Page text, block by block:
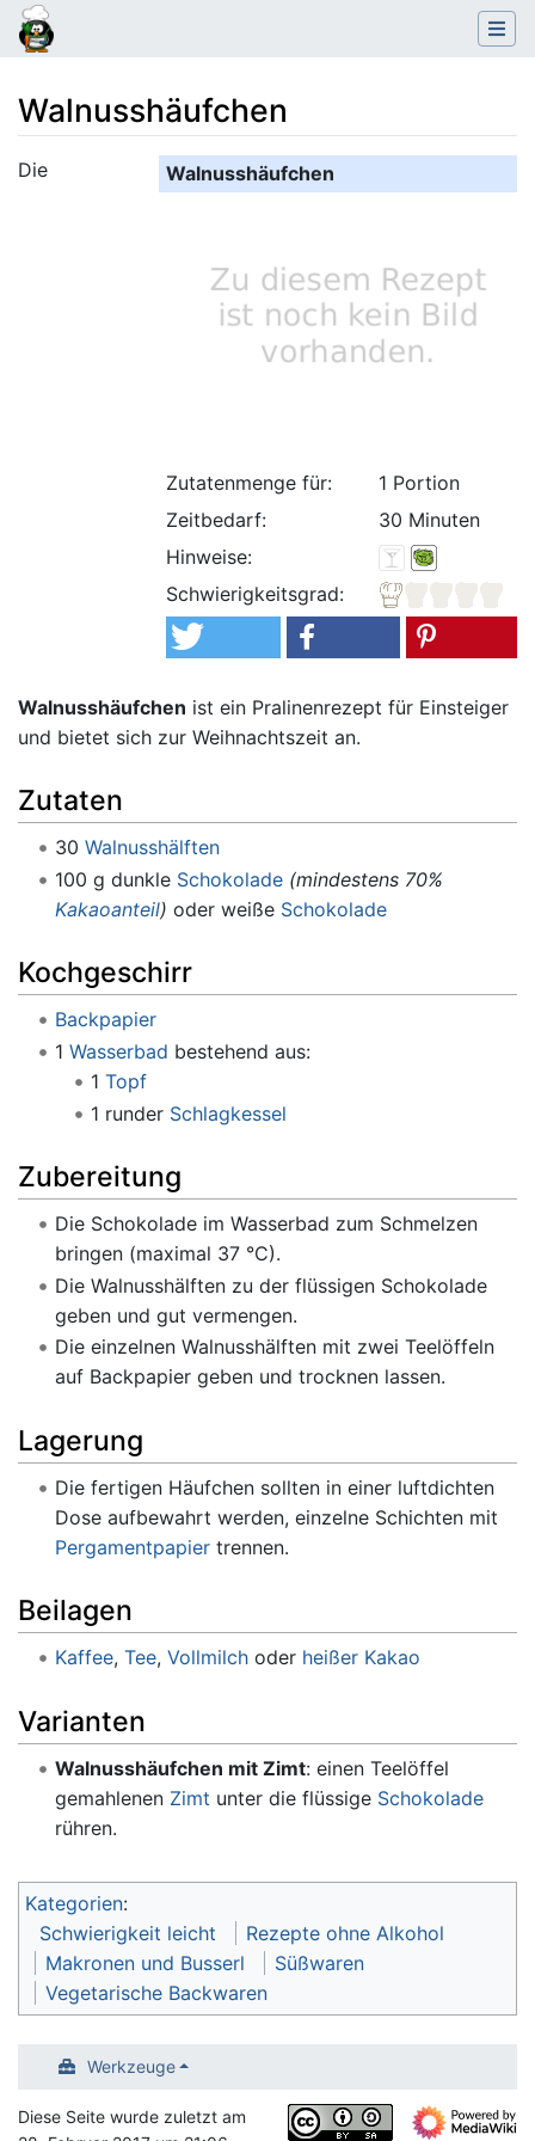
Walnusshäufchen
Wechseln zu: Navigation,Suche
Walnusshäufchen
Zutatenmenge für:
1 Portion
Zeitbedarf:
30 Minuten
Hinweise:
Schwierigkeitsgrad:
Die
Walnusshäufchen ist ein Pralinenrezept für Einsteiger
und bietet sich zur Weihnachtszeit an.
Zutaten
30 Walnusshälften
100 g dunkle Schokolade (mindestens 70%
Kakaoanteil) oder weiße Schokolade
Kochgeschirr
Backpapier
1 Wasserbad bestehend aus:
1Topf
1 runder Schlagkessel
Zubereitung
Die Schokolade im Wasserbad zum Schmelzen
bringen (maximal 37 °C).
Die Walnusshälften zu der flüssigen Schokolade
geben und gut vermengen.
Die einzelnen Walnusshälften mit zwei Teelöffeln
auf Backpapier geben und trocknen lassen.
Lagerung
Die fertigen Häufchen sollten in einer luftdichten
Dose aufbewahrt werden, einzelne Schichten mit
Pergamentpapiertrennen.
Beilagen
Kaffee, Tee, Vollmilchoder heißer Kakao
Varianten
Walnusshäufchen mit Zimt: einen Teelöffel
gemahlenen Zimt unter die flüssige Schokolade
rühren.
Kategorien:
Schwierigkeit leicht
Rezepte ohne Alkohol
Makronen und Busserl
Süßwaren
Vegetarische Backwaren
Werkzeuge
Diese Seite wurde zuletzt am